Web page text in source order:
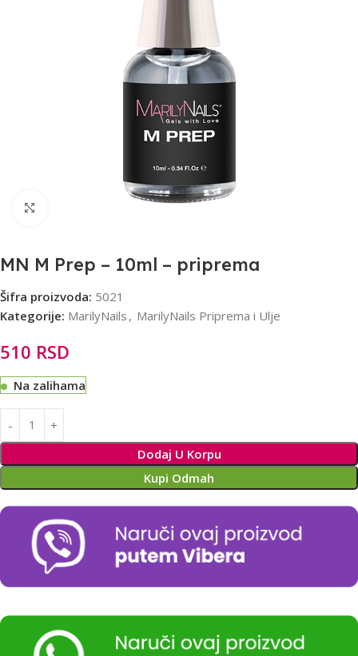
MN M Prep – 10ml – priprema
Šifra proizvoda: 5021
Kategorije: MarilyNails , MarilyNails Priprema i Ulje
510 RSD
Na zalihama
Dodaj U Korpu
Kupi Odmah
Alternative: